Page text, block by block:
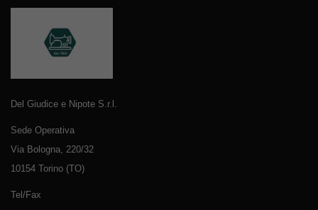
Del Giudice e Nipote S.r.l.
Sede Operativa
Via Bologna, 220/32
10154 Torino (TO)
Tel/Fax